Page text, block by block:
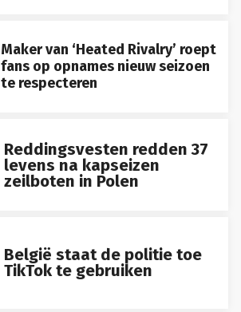
fans op opnames nieuw seizoen
te respecteren
levens na kapseizen
zeilboten in Polen
TikTok te gebruiken